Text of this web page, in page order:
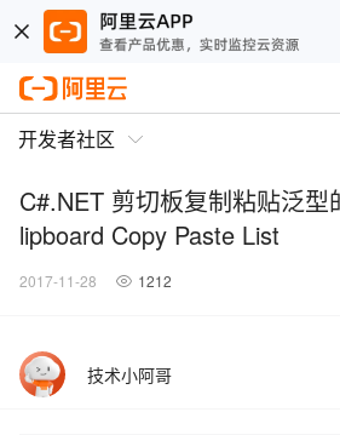
开发者社区
C#.NET 剪切板复制粘贴泛
lipboard Copy Paste List
2017-11-28 1212
技术小阿哥